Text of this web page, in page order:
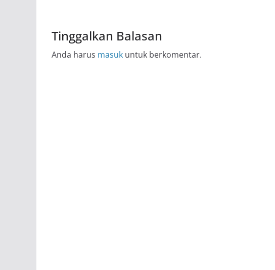
Tinggalkan Balasan
Anda harus masuk untuk berkomentar.